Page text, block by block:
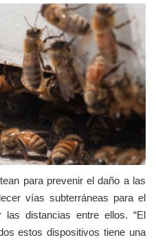
para prevenir el daño a las
vías subterráneas para el
las distancias entre ellos. “El
estos dispositivos tiene una